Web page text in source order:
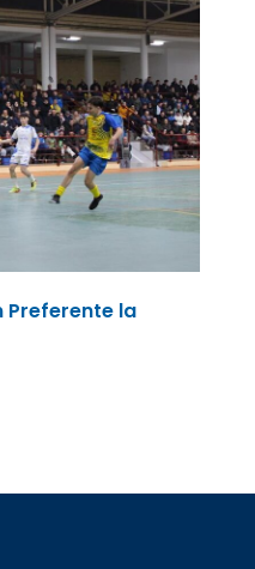
Preferente la